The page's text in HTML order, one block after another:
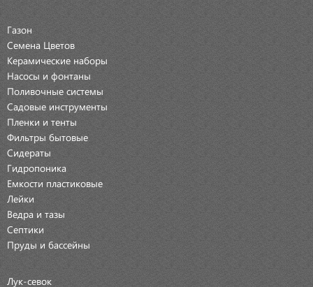
Газон
Семена Цветов
Керамические наборы
Насосы и фонтаны
Поливочные системы
Садовые инструменты
Пленки и тенты
Фильтры бытовые
Сидераты
Гидропоника
Емкости пластиковые
Лейки
Ведра и тазы
Септики
Пруды и бассейны
Лук-севок